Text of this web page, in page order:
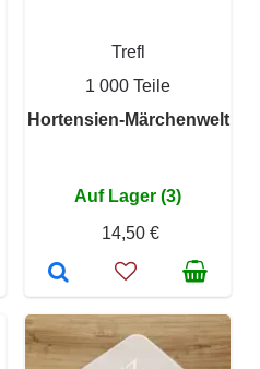
Trefl
1 000 Teile
Hortensien-Märchenwelt
Auf Lager (3)
14,50 €